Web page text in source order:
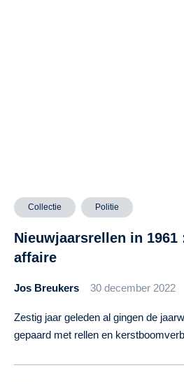
Collectie Politie
Nieuwjaarsrellen in 1961
affaire
Jos Breukers 30 december 2022
Zestig jaar geleden al gingen de
gepaard met rellen en